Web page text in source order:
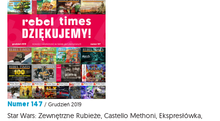
Numer 147 / Grudzień 2019
Star Wars: Zewnętrzne Rubieże, Castello Methoni, Ekspresłówka,